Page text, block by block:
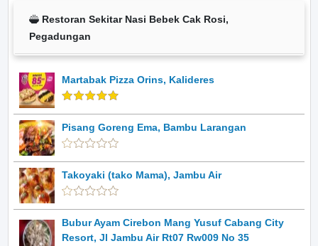
Restoran Sekitar Nasi Bebek Cak Rosi,
Pegadungan
Martabak Pizza Orins, Kalideres
Pisang Goreng Ema, Bambu Larangan
Takoyaki (tako Mama), Jambu Air
Bubur Ayam Cirebon Mang Yusuf Cabang City
Resort, Jl Jambu Air Rt07 Rw009 No 35